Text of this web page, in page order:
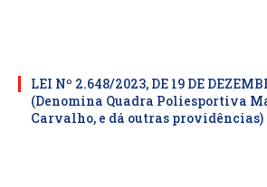
LEI Nº 2.648/2023, DE 19 DE
(Denomina Quadra Poliesportiva
Carvalho, e dá outras providências)